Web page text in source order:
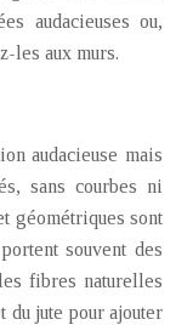
audacieuses ou,
les aux murs.
audacieuse mais
sans courbes ni
géométriques sont
souvent des
fibres naturelles
du jute pour ajouter